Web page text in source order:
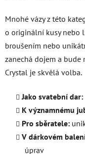
Mnohé vázy z této
o originální kusy nebo
broušením nebo
zanechá dojem a
Crystal je skvělá volba.
Jako svatební dar:
K významnému
Pro sběratele:
V dárkovém
úprav